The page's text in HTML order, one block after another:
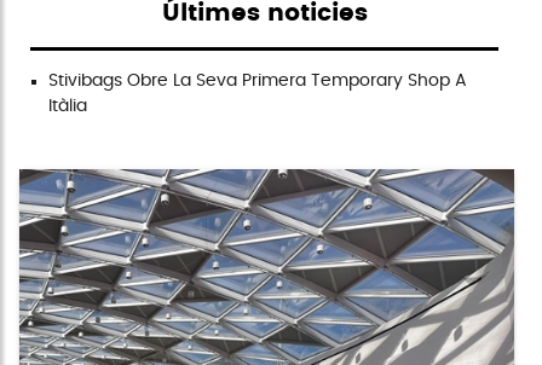
Últimes noticies
Stivibags Obre La Seva Primera Temporary Shop A
Itàlia